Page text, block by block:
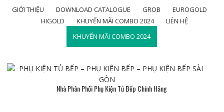
GIỚI THIỆU DOWNLOAD CATALOGUE GROB
EUROGOLD
HIGOLD
KHUYẾN MÃI COMBO 2024
LIÊN HỆ
KHUYẾN MÃI COMBO 2024
Nhà Phân Phối Phụ Kiện Tủ Bếp Chính Hãng